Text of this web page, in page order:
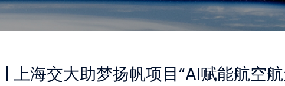
| 上海交大助梦扬帆项目“AI赋能航空